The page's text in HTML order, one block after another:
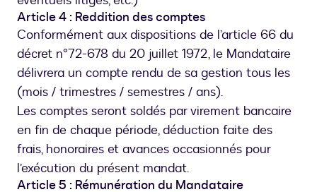
Article 4 : Reddition des comptes
Conformément aux dispositions de l’article 66 du
décret n°72-678 du 20 juillet 1972, le Mandataire
délivrera un compte rendu de sa gestion tous les
(mois / trimestres / semestres / ans).
Les comptes seront soldés par virement bancaire
en fin de chaque période, déduction faite des
frais, honoraires et avances occasionnés pour
l’exécution du présent mandat.
Article 5 : Rémunération du Mandataire